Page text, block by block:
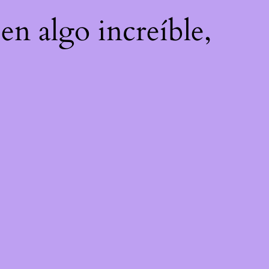
en algo increíble,